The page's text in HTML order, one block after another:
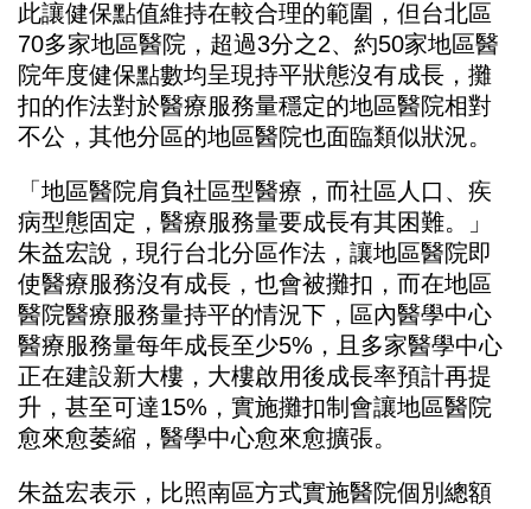
此讓健保點值維持在較合理的範圍，但台北區
70多家地區醫院，超過3分之2、約50家地區醫
院年度健保點數均呈現持平狀態沒有成長，攤
扣的作法對於醫療服務量穩定的地區醫院相對
不公，其他分區的地區醫院也面臨類似狀況。
「地區醫院肩負社區型醫療，而社區人口、疾
病型態固定，醫療服務量要成長有其困難。」
朱益宏說，現行台北分區作法，讓地區醫院即
使醫療服務沒有成長，也會被攤扣，而在地區
醫院醫療服務量持平的情況下，區內醫學中心
醫療服務量每年成長至少5%，且多家醫學中心
正在建設新大樓，大樓啟用後成長率預計再提
升，甚至可達15%，實施攤扣制會讓地區醫院
愈來愈萎縮，醫學中心愈來愈擴張。
朱益宏表示，比照南區方式實施醫院個別總額